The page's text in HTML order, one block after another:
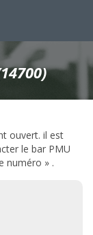
ouvert. il est
le bar PMU
numéro » .